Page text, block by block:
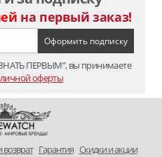
на первый заказ!
ПЕРВЫМ”, вы принимаете
оферты
Гарантия Скидки и акции